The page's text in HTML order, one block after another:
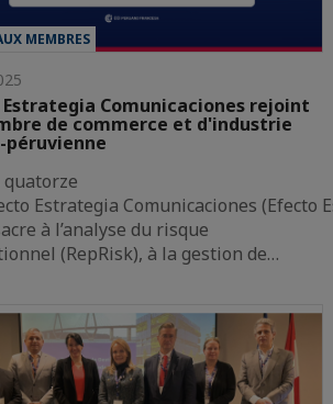
MEMBRES
Comunicaciones rejoint
de commerce et d'industrie
Estrategia Comunicaciones (Efecto
à l’analyse du risque
(RepRisk), à la gestion de…